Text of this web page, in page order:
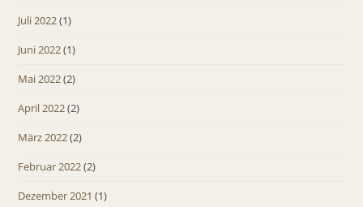
Juli 2022(1)
Juni 2022(1)
Mai 2022(2)
April 2022(2)
März 2022(2)
Februar 2022(2)
Dezember 2021 (1)